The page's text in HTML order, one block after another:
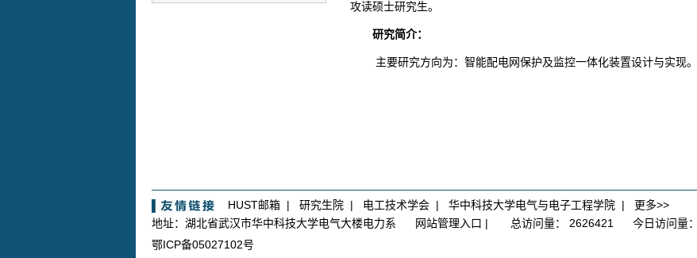
攻读硕士研究生。
研究简介：
主要研究方向为： 智能配电网保护及监控一体化装置设计与实现。
HUST邮箱 | 研究生院 | 电工技术学会 | 华中科技大学电气与电子工程学院 | 更多>>
地址：湖北省武汉市华中科技大学电气大楼电力系
网站管理入口 | 总访问量： 2626421 今日访问量：
鄂ICP备05027102号